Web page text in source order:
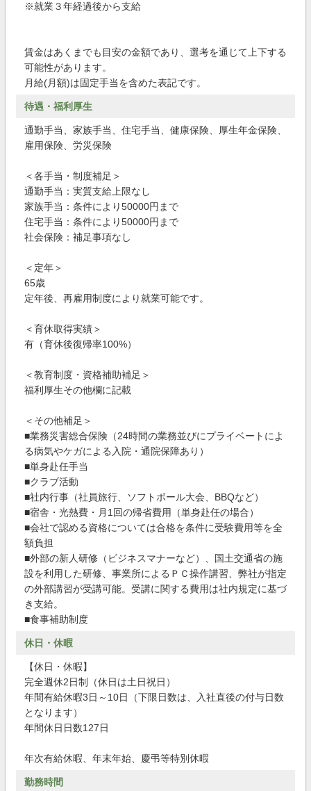
※就業３年経過後から支給
賃金はあくまでも目安の金額であり、選考を通じて上下する
可能性があります。
月給(月額)は固定手当を含めた表記です。
待遇・福利厚生
通勤手当、家族手当、住宅手当、健康保険、厚生年金保険、
雇用保険、労災保険
＜各手当・制度補足＞
通勤手当：実質支給上限なし
家族手当：条件により50000円まで
住宅手当：条件により50000円まで
社会保険：補足事項なし
＜定年＞
65歳
定年後、再雇用制度により就業可能です。
＜育休取得実績＞
有（育休後復帰率100%）
＜教育制度・資格補助補足＞
福利厚生その他欄に記載
＜その他補足＞
■業務災害総合保険（24時間の業務並びにプライベートによ
る病気やケガによる入院・通院保障あり）
■単身赴任手当
■クラブ活動
■社内行事（社員旅行、ソフトボール大会、BBQなど）
■宿舎・光熱費・月1回の帰省費用（単身赴任の場合）
■会社で認める資格については合格を条件に受験費用等を全
額負担
■外部の新人研修（ビジネスマナーなど）、国土交通省の施
設を利用した研修、事業所によるＰＣ操作講習、弊社が指定
の外部講習が受講可能。受講に関する費用は社内規定に基づ
き支給。
■食事補助制度
休日・休暇
【休日・休暇】
完全週休2日制（休日は土日祝日）
年間有給休暇3日～10日（下限日数は、入社直後の付与日数
となります）
年間休日日数127日
年次有給休暇、年末年始、慶弔等特別休暇
勤務時間